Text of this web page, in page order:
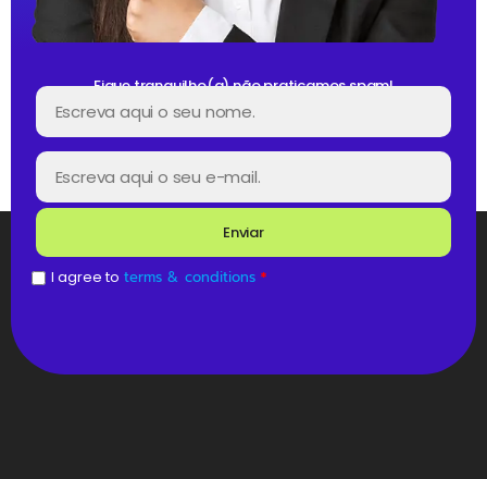
Fique tranquilho(a) não praticamos spam!
Enviar
I agree to terms & conditions *